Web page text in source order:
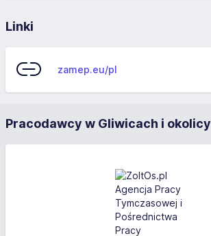
Linki
zamep.eu/pl
Pracodawcy w Gliwicach i okolicy